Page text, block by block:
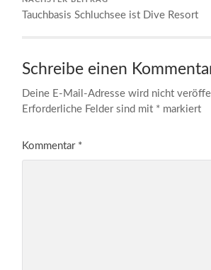
Tauchbasis Schluchsee ist Dive Resort
Schreibe einen
Deine E-Mail-Adresse wird nicht
Erforderliche Felder sind mit * markiert
Kommentar *